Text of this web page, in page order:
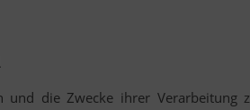
die Zwecke ihrer